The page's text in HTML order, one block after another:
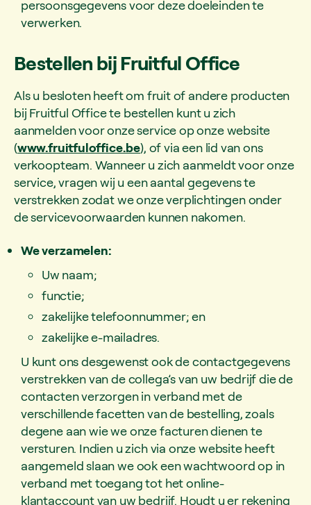
persoonsgegevens voor deze doeleinden te
verwerken.
Bestellen bij Fruitful Office
Als u besloten heeft om fruit of andere producten
bij Fruitful Office te bestellen kunt u zich
aanmelden voor onze service op onze website
(www.fruitfuloffice.be), of via een lid van ons
verkoopteam. Wanneer u zich aanmeldt voor onze
service, vragen wij u een aantal gegevens te
verstrekken zodat we onze verplichtingen onder
de servicevoorwaarden kunnen nakomen.
We verzamelen:
Uw naam;
functie;
zakelijke telefoonnummer; en
zakelijke e-mailadres.
U kunt ons desgewenst ook de contactgegevens
verstrekken van de collega’s van uw bedrijf die de
contacten verzorgen in verband met de
verschillende facetten van de bestelling, zoals
degene aan wie we onze facturen dienen te
versturen. Indien u zich via onze website heeft
aangemeld slaan we ook een wachtwoord op in
verband met toegang tot het online-
klantaccount van uw bedrijf. Houdt u er rekening